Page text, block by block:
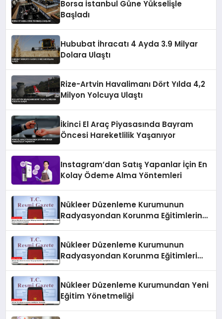
Borsa İstanbul Güne Yükselişle
Başladı
Hububat İhracatı 4 Ayda 3.9 Milyar
Dolara Ulaştı
Rize-Artvin Havalimanı Dört Yılda 4,2
Milyon Yolcuya Ulaştı
İkinci El Araç Piyasasında Bayram
Öncesi Hareketlilik Yaşanıyor
Instagram’dan Satış Yapanlar İçin En
Kolay Ödeme Alma Yöntemleri
Nükleer Düzenleme Kurumunun
Radyasyondan Korunma Eğitimlerine
Nükleer Düzenleme Kurumunun
Radyasyondan Korunma Eğitimleri
Nükleer Düzenleme Kurumundan Yeni
Eğitim Yönetmeliği